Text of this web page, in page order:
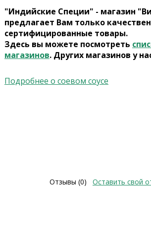
"Индийские Специи" - магазин
предлагает Вам только
сертифицированные товары.
Здесь вы можете посмотреть
магазинов. Других магазинов у
Подробнее о соевом соусе
Отзывы (0) Оставить свой